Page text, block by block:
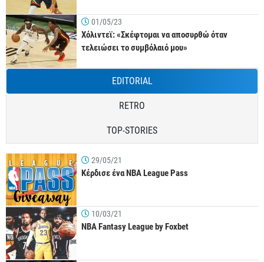
01/05/23
Χόλιντεϊ: «Σκέφτομαι να αποσυρθώ όταν
τελειώσει το συμβόλαιό μου»
EDITORIAL
RETRO
TOP-STORIES
29/05/21
Κέρδισε ένα NBA League Pass
10/03/21
NBA Fantasy League by Foxbet